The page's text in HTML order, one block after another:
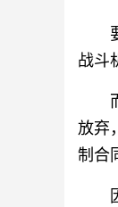
战斗
放弃
制合